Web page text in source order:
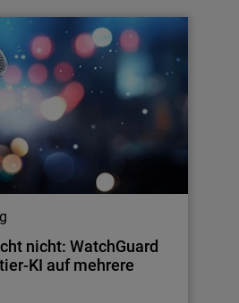
nicht: WatchGuard
KI auf mehrere